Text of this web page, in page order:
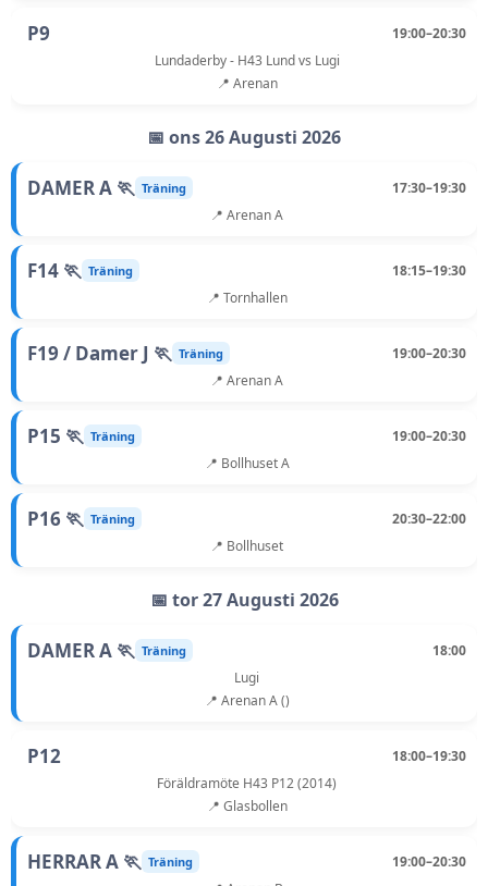
P9
19:00–20:30
Lundaderby - H43 Lund vs Lugi
📍 Arenan
📅 ons 26 Augusti 2026
DAMER A 🏃 Träning
17:30–19:30
📍 Arenan A
F14 🏃 Träning
18:15–19:30
📍 Tornhallen
F19 / Damer J 🏃 Träning
19:00–20:30
📍 Arenan A
P15 🏃 Träning
19:00–20:30
📍 Bollhuset A
P16 🏃 Träning
20:30–22:00
📍 Bollhuset
📅 tor 27 Augusti 2026
DAMER A 🏃 Träning
18:00
Lugi
📍 Arenan A ()
P12
18:00–19:30
Föräldramöte H43 P12 (2014)
📍 Glasbollen
HERRAR A 🏃 Träning
19:00–20:30